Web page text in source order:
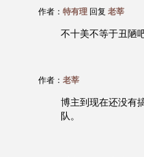
作者： 特有理 回复 老莘
不十美不等于丑陋
作者： 老莘
博主到现在还没有
队。